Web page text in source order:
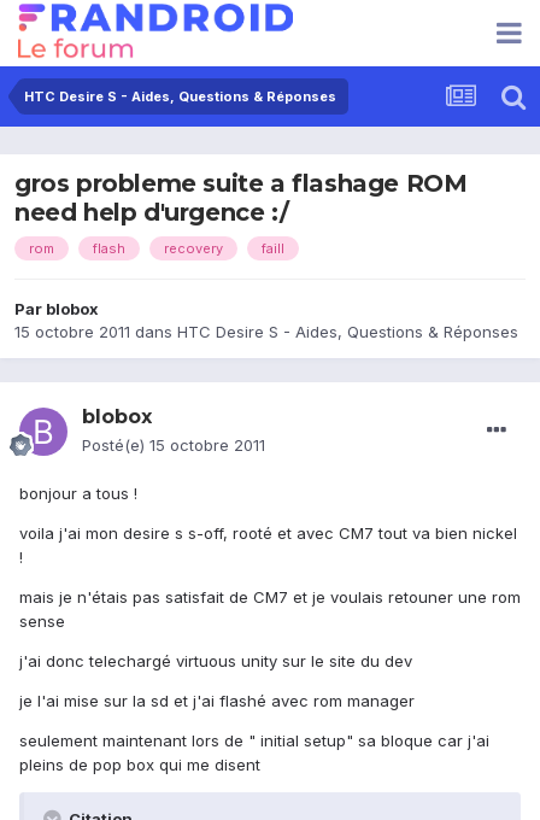
HTC Desire S - Aides, Questions & Réponses
gros probleme suite a flashage ROM
need help d'urgence :/
rom flash recovery faill
Par blobox
15 octobre 2011 dans HTC Desire S - Aides, Questions & Réponses
blobox
Posté(e) 15 octobre 2011
bonjour a tous !
voila j'ai mon desire s s-off, rooté et avec CM7 tout va bien nickel
!
mais je n'étais pas satisfait de CM7 et je voulais retouner une rom
sense
j'ai donc telechargé virtuous unity sur le site du dev
je l'ai mise sur la sd et j'ai flashé avec rom manager
seulement maintenant lors de " initial setup" sa bloque car j'ai
pleins de pop box qui me disent